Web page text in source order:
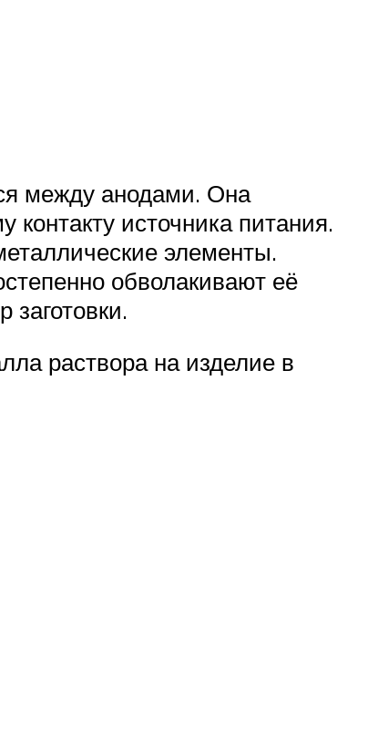
между анодами. Она
источника питания.
элементы.
обволакивают её
раствора на изделие в